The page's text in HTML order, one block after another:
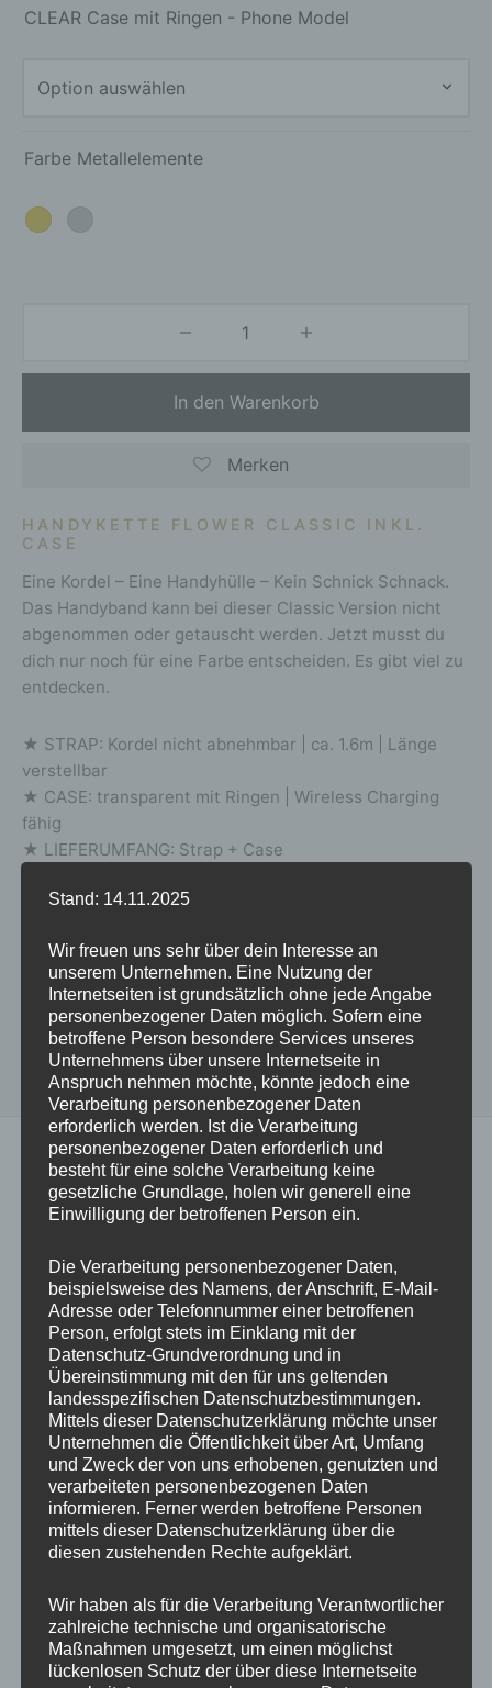
CLEAR Case mit Ringen - Phone Model
Farbe Metallelemente
In den Warenkorb
Merken
HANDYKETTE FLOWER CLASSIC INKL.
CASE
Eine Kordel – Eine Handyhülle – Kein Schnick Schnack.
Das Handyband kann bei dieser Classic Version nicht
abgenommen oder getauscht werden. Jetzt musst du
dich nur noch für eine Farbe entscheiden. Es gibt viel zu
entdecken.
★ STRAP: Kordel nicht abnehmbar | ca. 1.6m | Länge
verstellbar
★ CASE: transparent mit Ringen | Wireless Charging
fähig
★ LIEFERUMFANG: Strap + Case
Lieferung in 2-5 Werktagen | Versand gratis in DE
weitere Produktdetails und Infos >>
Keep your hands free – mit
diesem Motto fing der Hype um
die Handyketten an. Aber mal
ehrlich: sie sind auch mega
praktisch!
Eine Kordel – Eine Handyhülle – Kein Schnick
Schnack. Das Band ist bei der Handykette Classic mit
abgenommen oder getauscht werden. Jetzt musst du
dich nur noch für eine Farbe entscheiden. Es gibt viel
zu entdecken.
Stand: 14.11.2025
Wir freuen uns sehr über dein Interesse an
unserem Unternehmen. Eine Nutzung der
Internetseiten ist grundsätzlich ohne jede Angabe
personenbezogener Daten möglich. Sofern eine
betroffene Person besondere Services unseres
Unternehmens über unsere Internetseite in
Anspruch nehmen möchte, könnte jedoch eine
Verarbeitung personenbezogener Daten
erforderlich werden. Ist die Verarbeitung
personenbezogener Daten erforderlich und
besteht für eine solche Verarbeitung keine
gesetzliche Grundlage, holen wir generell eine
Einwilligung der betroffenen Person ein.
Die Verarbeitung personenbezogener Daten,
beispielsweise des Namens, der Anschrift, E-Mail-
Adresse oder Telefonnummer einer betroffenen
Person, erfolgt stets im Einklang mit der
Datenschutz-Grundverordnung und in
Übereinstimmung mit den für uns geltenden
landesspezifischen Datenschutzbestimmungen.
Mittels dieser Datenschutzerklärung möchte unser
Unternehmen die Öffentlichkeit über Art, Umfang
und Zweck der von uns erhobenen, genutzten und
verarbeiteten personenbezogenen Daten
informieren. Ferner werden betroffene Personen
mittels dieser Datenschutzerklärung über die
diesen zustehenden Rechte aufgeklärt.
Wir haben als für die Verarbeitung Verantwortlicher
zahlreiche technische und organisatorische
Maßnahmen umgesetzt, um einen möglichst
lückenlosen Schutz der über diese Internetseite